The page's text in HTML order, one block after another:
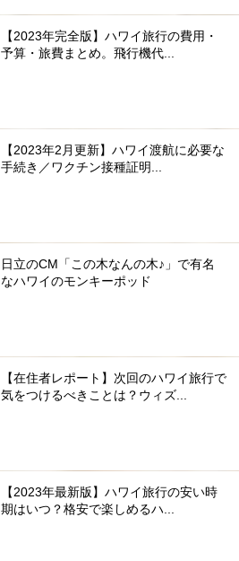
【2023年完全版】ハワイ旅行の費用・
予算・旅費まとめ。飛行機代...
【2023年2月更新】ハワイ渡航に必要な
手続き／ワクチン接種証明...
日立のCM「この木なんの木♪」で有名
なハワイのモンキーポッド
【在住者レポート】次回のハワイ旅行で
気をつけるべきことは？ウィズ...
【2023年最新版】ハワイ旅行の安い時
期はいつ？格安で楽しめるハ...